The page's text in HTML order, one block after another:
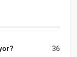
36